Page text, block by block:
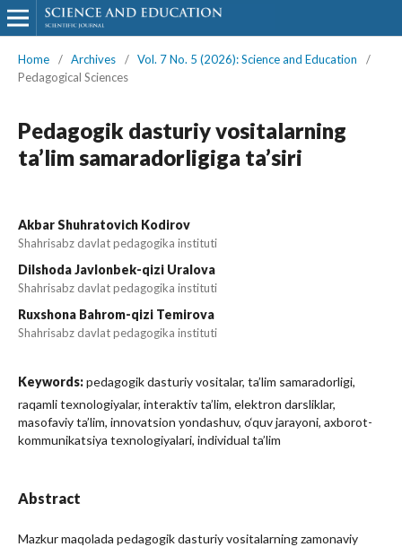
Home / Archives / Vol. 7 No. 5 (2026): Science and Education
/
Pedagogical Sciences
Pedagogik dasturiy vositalarning
ta’lim samaradorligiga ta’siri
Akbar Shuhratovich Kodirov
Shahrisabz davlat pedagogika instituti
Dilshoda Javlonbek-qizi Uralova
Shahrisabz davlat pedagogika instituti
Ruxshona Bahrom-qizi Temirova
Shahrisabz davlat pedagogika instituti
Keywords:pedagogik dasturiy vositalar, ta’lim samaradorligi,
raqamli texnologiyalar, interaktiv ta’lim, elektron darsliklar,
masofaviy ta’lim, innovatsion yondashuv, o‘quv jarayoni, axborot-
kommunikatsiya texnologiyalari, individual ta’lim
Abstract
Mazkur maqolada pedagogik dasturiy vositalarning zamonaviy